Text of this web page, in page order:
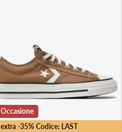
extra -35% Codice: LAST
Occasione